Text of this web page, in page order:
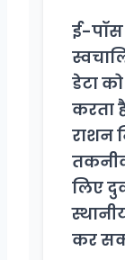
ई-पॉस
डेटा
करता
राशन
लिए
कर